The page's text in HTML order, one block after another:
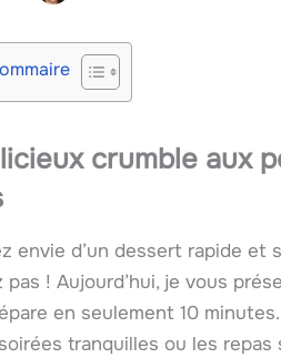
crumble aux
envie d’un dessert rapide et
pas ! Aujourd’hui, je vous
en seulement 10
tranquilles ou les